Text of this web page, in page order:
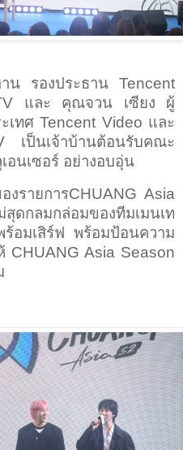
น รองประธาน Tencent
และ คุณจวน เซียง ผู้
ะเทศTencent Video และ
เป็นเจ้าบ้านต้อนรับคณะ
อนเซอร์ อย่างอบอุ่น
งรายการCHUANG Asia
ดกลมกล่อมของทีมเมนเท
ร้อมเสิร์ฟ พร้อมป้อนความ
CHUANG Asia Season